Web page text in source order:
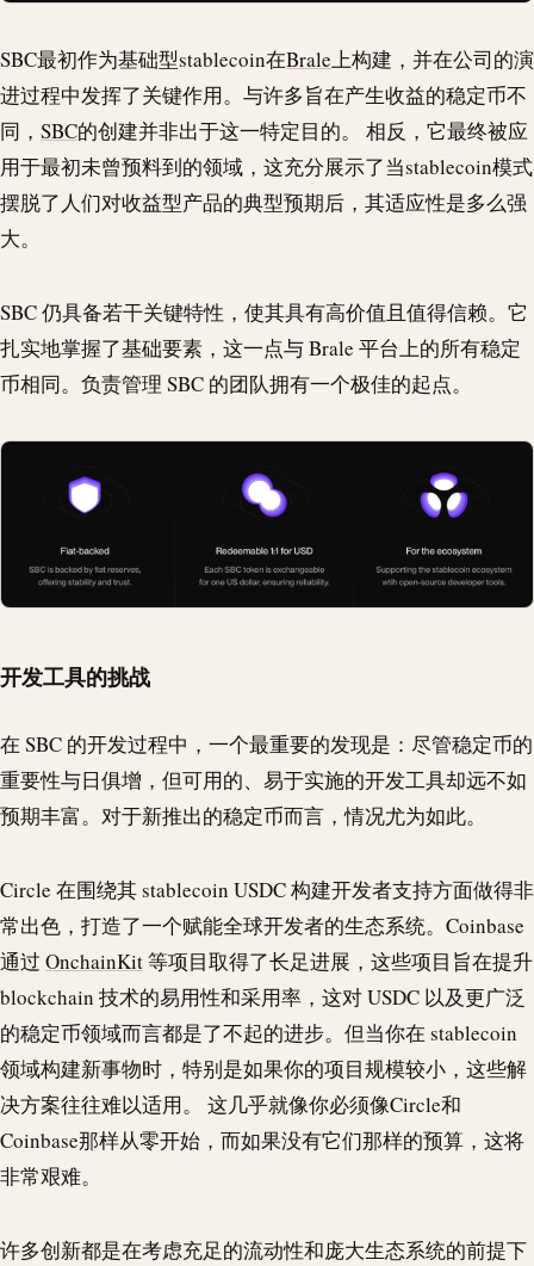
SBC最初作为基础型stablecoin在Brale上构建，并在公司的演
进过程中发挥了关键作用。与许多旨在产生收益的稳定币不
同， SBC的创建并非出于这一特定目的。 相反，它最终被应
用于最初未曾预料到的领域，这充分展示了当stablecoin模式
摆脱了人们对收益型产品的典型预期后，其适应性是多么强
大。
SBC 仍具备若干关键特性，使其具有高价值且值得信赖。它
扎实地掌握了基础要素，这一点与Brale 平台上的所有稳定
币相同。负责管理 SBC 的团队拥有一个极佳的起点。
开发工具的挑战
在 SBC 的开发过程中，一个最重要的发现是：尽管稳定币的
重要性与日俱增，但可用的、易于实施的开发工具却远不如
预期丰富。对于新推出的稳定币而言，情况尤为如此。
Circle 在围绕其stablecoin USDC构建开发者支持方面做得非
常出色，打造了一个赋能全球开发者的生态系统。Coinbase
通过 OnchainKit等项目取得了长足进展，这些项目旨在提升
blockchain 技术的易用性和采用率，这对USDC 以及更广泛
的稳定币领域而言都是了不起的进步。但当你在 stablecoin
领域构建新事物时，特别是如果你的项目规模较小，这些解
决方案往往难以适用。 这几乎就像你必须像Circle和
Coinbase那样从零开始，而如果没有它们那样的预算，这将
非常艰难。
许多创新都是在考虑充足的流动性和庞大生态系统的前提下